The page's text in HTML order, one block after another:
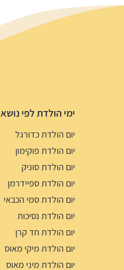
ימי הולדת לפי נושא
יום הולדת כדורגל
יום הולדת פוקימון
יום הולדת סוניק
יום הולדת ספיידרמן
יום הולדת סמי הכבאי
יום הולדת נסיכות
יום הולדת חד קרן
יום הולדת מיקי מאוס
יום הולדת מיני מאוס